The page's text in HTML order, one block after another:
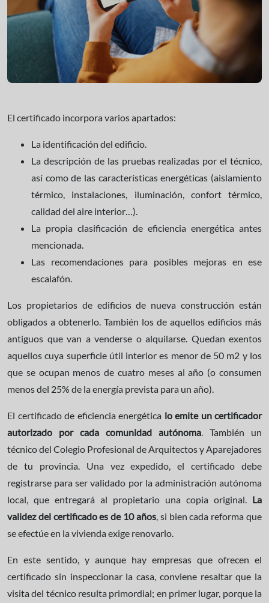
El certificado incorpora varios apartados:
La identificación del edificio.
La descripción de las pruebas realizadas por el técnico,
así como de las características energéticas (aislamiento
térmico, instalaciones, iluminación, confort térmico,
calidad del aire interior…).
La propia clasificación de eficiencia energética antes
mencionada.
Las recomendaciones para posibles mejoras en ese
escalafón.
Los propietarios de edificios de nueva construcción están
obligados a obtenerlo. También los de aquellos edificios más
antiguos que van a venderse o alquilarse. Quedan exentos
aquellos cuya superficie útil interior es menor de 50 m2 y los
que se ocupan menos de cuatro meses al año (o consumen
menos del 25% de la energía prevista para un año).
El certificado de eficiencia energética lo emite un certificador
autorizado por cada comunidad autónoma. También un
técnico del Colegio Profesional de Arquitectos y Aparejadores
de tu provincia. Una vez expedido, el certificado debe
registrarse para ser validado por la administración autónoma
local, que entregará al propietario una copia original. La
validez del certificado es de 10 años, si bien cada reforma que
se efectúe en la vivienda exige renovarlo.
En este sentido, y aunque hay empresas que ofrecen el
certificado sin inspeccionar la casa, conviene resaltar que la
visita del técnico resulta primordial; en primer lugar, porque la